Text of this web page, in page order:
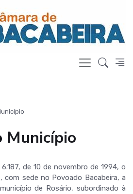
Município
de 10 de novembro de 1994, o
com sede no Povoado Bacabeira, a
de Rosário, subordinado à